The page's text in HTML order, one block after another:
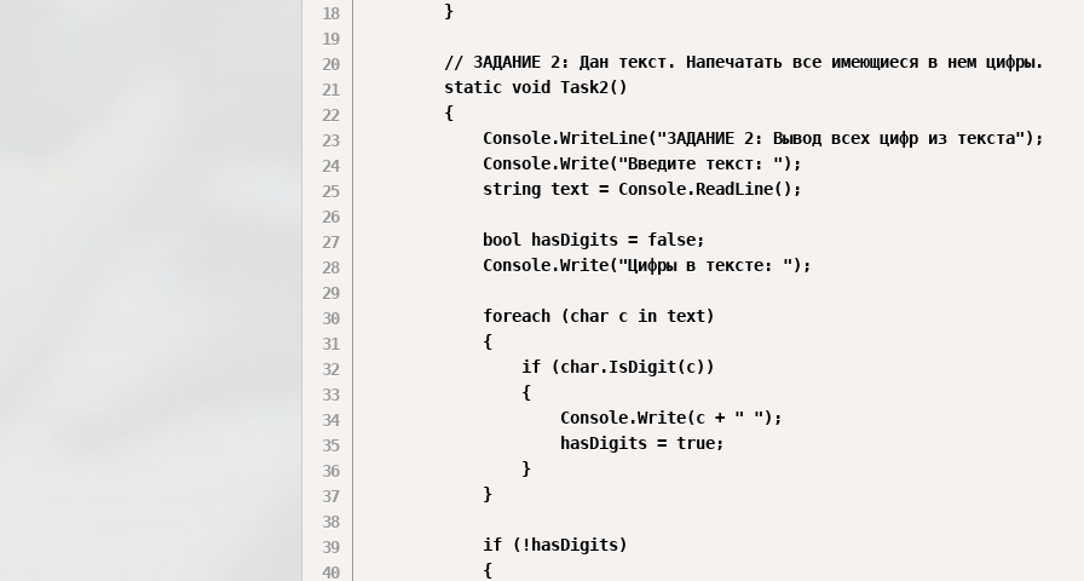
        }
        // ЗАДАНИЕ 2: Дан текст. Напечатать все имеющиеся в нем цифры.
        static void Task2()
        {
            Console.WriteLine("ЗАДАНИЕ 2: Вывод всех цифр из текста");
            Console.Write("Введите текст: ");
            string text = Console.ReadLine();
            bool hasDigits = false;
            Console.Write("Цифры в тексте: ");
            foreach (char c in text)
            {
                if (char.IsDigit(c))
                {
                    Console.Write(c + " ");
                    hasDigits = true;
                }
            }
            if (!hasDigits)
            {